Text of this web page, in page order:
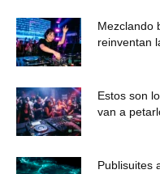
Mezclando
reinventan
Estos son
van a
Publisuites